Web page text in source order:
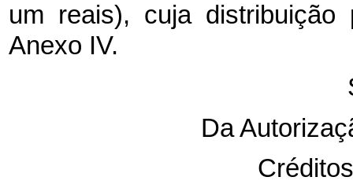
um reais), cuja
Anexo IV.
Da